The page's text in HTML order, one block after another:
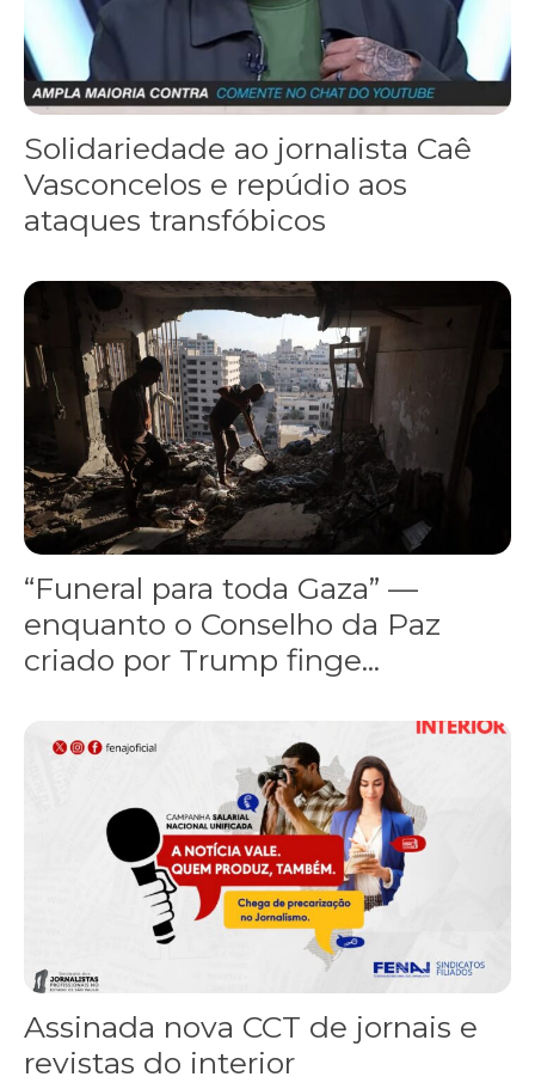
Solidariedade ao jornalista Caê
Vasconcelos e repúdio aos
ataques transfóbicos
“Funeral para toda Gaza” — enquanto o Conselho da Paz
“Funeral para toda Gaza” —
enquanto o Conselho da Paz
criado por Trump finge...
Assinada nova CCT de jornais e revistas do interior
Assinada nova CCT de jornais e
revistas do interior